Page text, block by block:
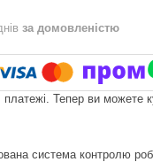
за домовленістю
платежі. Тепер ви
система контролю